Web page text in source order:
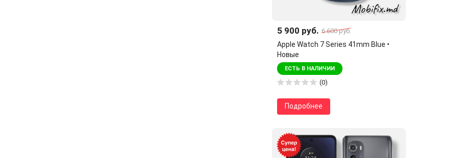
5 900 руб. 6 600 руб.
Apple Watch 7 Series 41mm Blue •
Новые
ЕСТЬ В НАЛИЧИИ
(0)
Подробнее